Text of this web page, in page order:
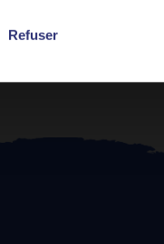
Refuser
sont utilisées pour